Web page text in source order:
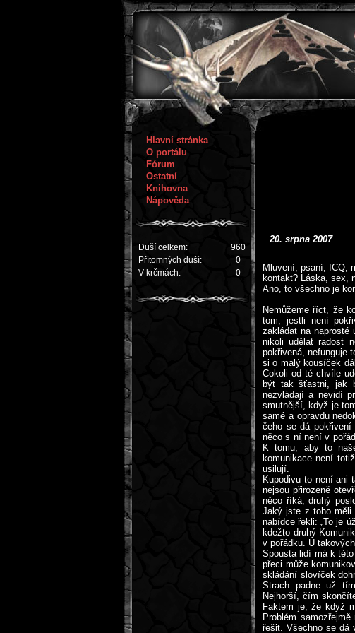
Hlavní stránka
O portálu
Fórum
Ostatní
Knihovna
Nápověda
Duší celkem:
960
Přítomných duší:
0
V krčmách:
0
20. srpna 2007
Mluvení, psaní, ICQ,
kontakt? Láska, sex,
Ano, to všechno je
Nemůžeme říct, že
tom, jestli není
zakládat na naprosté
nikoli udělat radost
pokřivená, nefunguje
si o malý kousíček
Cokoli od té chvíle
být tak šťastni, jak
nezvládají a nevidí
smutnější, když je
samé a opravdu
čeho se dá
něco s ní není v
K tomu, aby to
komunikace není
usilují.
Kupodivu to není ani
nejsou přirozeně
něco říká, druhý
Jaký jste z toho měli
nabídce řekli: „To je
kdežto druhý
v pořádku. U
Spousta lidí má k
přeci může
skládání slovíček
Strach padne už
Nejhorší, čím
Faktem je, že když
Problém
řešit. Všechno se dá